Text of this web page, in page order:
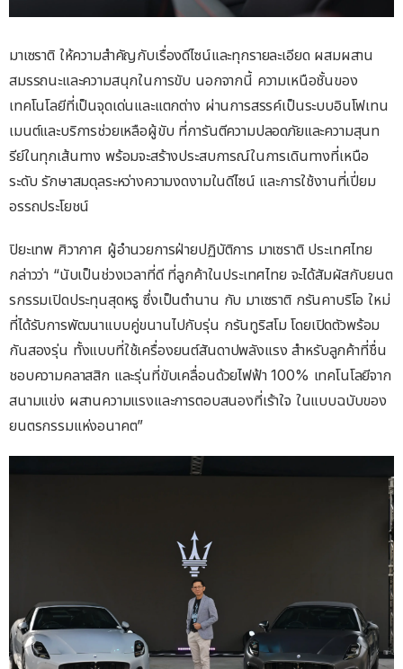
มาเซราติ ให้ความสำคัญกับเรื่องดีไซน์และทุกรายละเอียด ผสมผสาน
สมรรถนะและความสนุกในการขับ นอกจากนี้ ความเหนือชั้นของ
เทคโนโลยีที่เป็นจุดเด่นและแตกต่าง ผ่านการสรรค์เป็นระบบอินโฟเทน
เมนต์และบริการช่วยเหลือผู้ขับ ที่การันตีความปลอดภัยและความสุนท
รีย์ในทุกเส้นทาง พร้อมจะสร้างประสบการณ์ในการเดินทางที่เหนือ
ระดับ รักษาสมดุลระหว่างความงดงามในดีไซน์ และการใช้งานที่เปี่ยม
อรรถประโยชน์
ปิยะเทพ ศิวากาศ ผู้อำนวยการฝ่ายปฏิบัติการ มาเซราติ ประเทศไทย
กล่าวว่า “นับเป็นช่วงเวลาที่ดี ที่ลูกค้าในประเทศไทย จะได้สัมผัสกับยนต
รกรรมเปิดประทุนสุดหรู ซึ่งเป็นตำนาน กับ มาเซราติ กรันคาบริโอ ใหม่
ที่ได้รับการพัฒนาแบบคู่ขนานไปกับรุ่น กรันทูริสโม โดยเปิดตัวพร้อม
กันสองรุ่น ทั้งแบบที่ใช้เครื่องยนต์สันดาปพลังแรง สำหรับลูกค้าที่ชื่น
ชอบความคลาสสิก และรุ่นที่ขับเคลื่อนด้วยไฟฟ้า 100% เทคโนโลยีจาก
สนามแข่ง ผสานความแรงและการตอบสนองที่เร้าใจ ในแบบฉบับของ
ยนตรกรรมแห่งอนาคต”